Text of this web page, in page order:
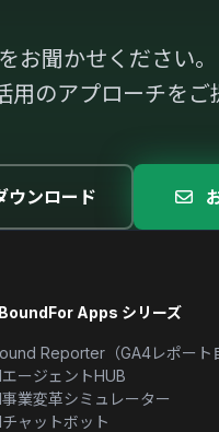
お聞かせください。
のアプローチをご
ウンロード
BoundFor Apps シリーズ
Reporter（GA4レポート
エージェントHUB
事業変革シミュレーター
チャットボット